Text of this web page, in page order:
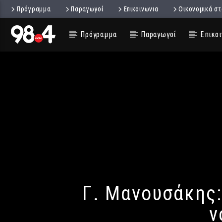
Πρόγραμμα Παραγωγοί Επικοινωνια Οικονομικά
Πρόγραμμα Παραγωγοί
Γ.